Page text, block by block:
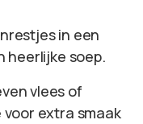
in een
heerlijke soep.
vlees of
extra smaak